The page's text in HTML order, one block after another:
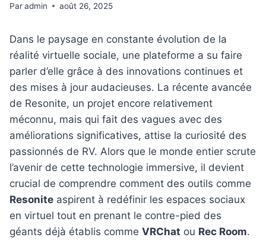
Paradmin août 26, 2025
Dans le paysage en constante évolution de la
réalité virtuelle sociale, une plateforme a su faire
parler d’elle grâce à des innovations continues et
des mises à jour audacieuses. La récente avancée
de Resonite, un projet encore relativement
méconnu, mais qui fait des vagues avec des
améliorations significatives, attise la curiosité des
passionnés de RV. Alors que le monde entier scrute
l’avenir de cette technologie immersive, il devient
crucial de comprendre comment des outils comme
Resonite aspirent à redéfinir les espaces sociaux
en virtuel tout en prenant le contre-pied des
géants déjà établis comme VRChat ou Rec Room.